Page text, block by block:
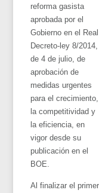
reforma gasista
aprobada por el
Gobierno en el Real
Decreto-ley 8/2014,
de 4 de julio, de
aprobación de
medidas urgentes
para el crecimiento,
la competitividad y
la eficiencia, en
vigor desde su
publicación en el
BOE.
Al finalizar el